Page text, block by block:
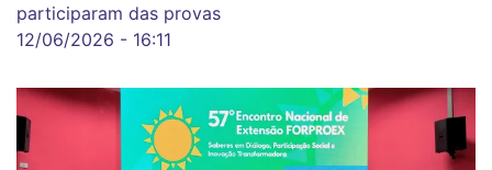
participaram das provas
12/06/2026 - 16:11